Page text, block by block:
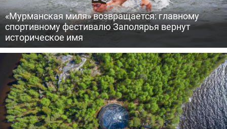
«Мурманская миля» возвращается: главному
спортивному фестивалю Заполярья вернут
историческое имя